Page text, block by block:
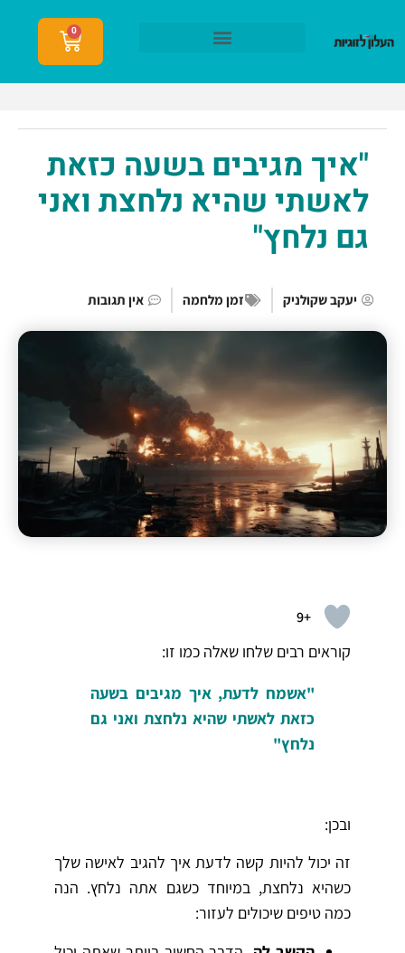
0
"איך מגיבים בשעה כזאת
לאשתי שהיא נלחצת ואני
גם נלחץ"
יעקב שקולניק זמן מלחמה אין תגובות
+9
קוראים רבים שלחו שאלה כמו זו:
"אשמח לדעת, איך מגיבים בשעה
כזאת לאשתי שהיא נלחצת ואני גם
נלחץ"
ובכן:
זה יכול להיות קשה לדעת איך להגיב לאישה שלך
כשהיא נלחצת, במיוחד כשגם אתה נלחץ. הנה
כמה טיפים שיכולים לעזור: